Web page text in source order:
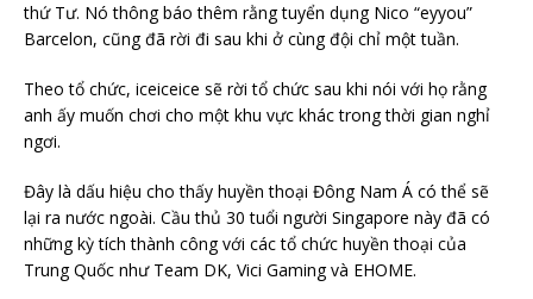
thứ Tư. Nó thông báo thêm rằng tuyển dụng Nico “eyyou”
Barcelon, cũng đã rời đi sau khi ở cùng đội chỉ một tuần.
Theo tổ chức, iceiceice sẽ rời tổ chức sau khi nói với họ rằng
anh ấy muốn chơi cho một khu vực khác trong thời gian nghỉ
ngơi.
Đây là dấu hiệu cho thấy huyền thoại Đông Nam Á có thể sẽ
lại ra nước ngoài. Cầu thủ 30 tuổi người Singapore này đã có
những kỳ tích thành công với các tổ chức huyền thoại của
Trung Quốc như Team DK, Vici Gaming và EHOME.